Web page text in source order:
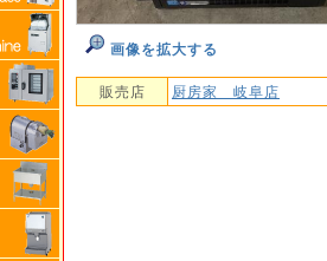
画像を拡大する
販売店 厨房家 岐阜店